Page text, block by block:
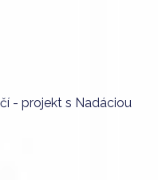
- projekt s Nadáciou